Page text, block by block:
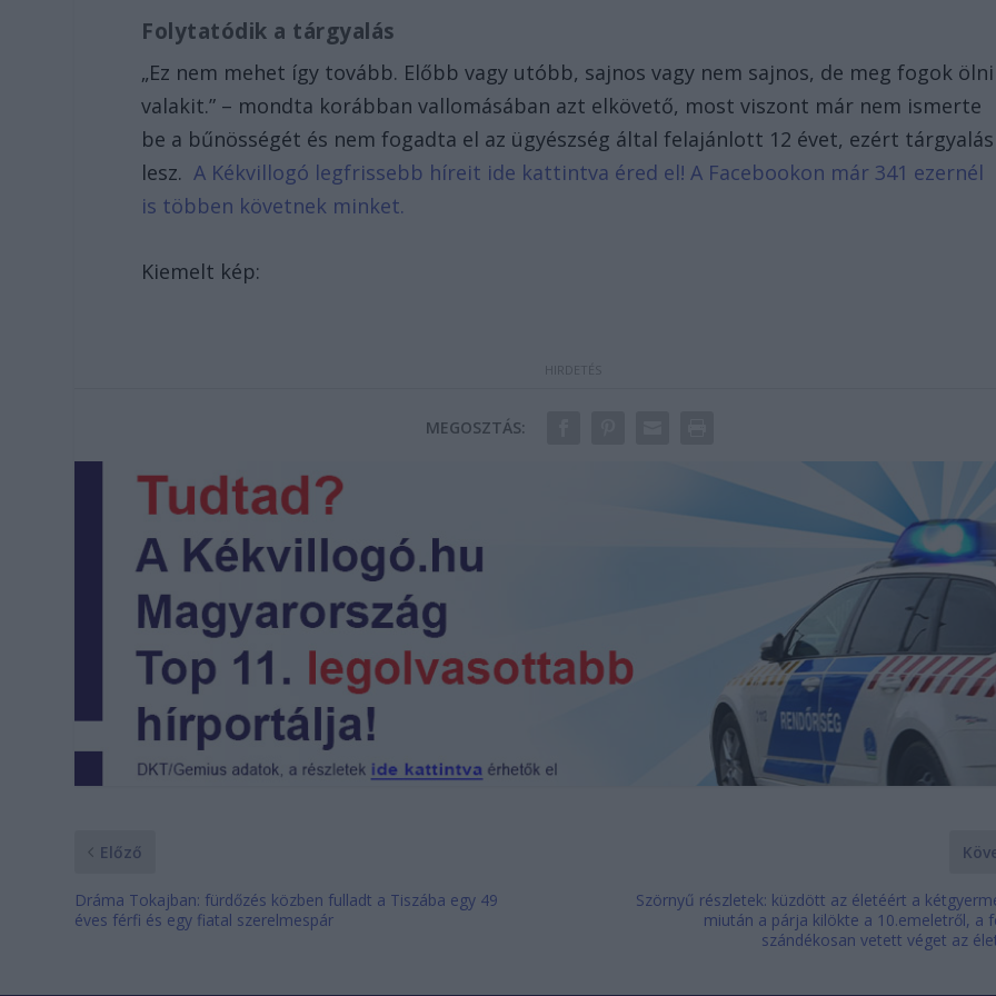
Folytatódik a tárgyalás
„Ez nem mehet így tovább. Előbb vagy utóbb, sajnos vagy nem sajnos, de meg fogok ölni
valakit.” – mondta korábban vallomásában azt elkövető, most viszont már nem ismerte
be a bűnösségét és nem fogadta el az ügyészség által felajánlott 12 évet, ezért
lesz.A Kékvillogó legfrissebb híreit ide kattintva éred el! A Facebookon már 341 ezernél
is többen követnek minket.
Kiemelt kép:
MEGOSZTÁS:
Előző
Dráma Tokajban: fürdőzés közben fulladt a Tiszába egy 49
éves férfi és egy fiatal szerelmespár
Szörnyű részletek: küzdött az életéért a
miután a párja kilökte a 10.emeletről, a
szándékosan vetett véget az